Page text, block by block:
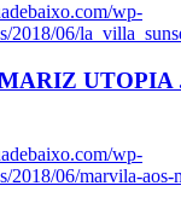
wp-
2018/06/
UTOPIA
wp-
2018/06/marvila-aos-